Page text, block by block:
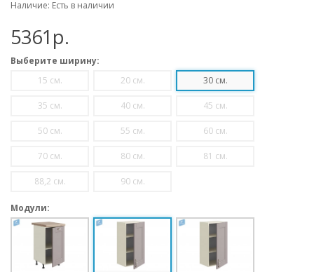
Наличие: Есть в наличии
5361p.
Выберите ширину:
15 см.
20 см. 30 см.
35 см. 40 см. 45 см.
50 см. 55 см. 60 см.
70 см. 80 см. 81 см.
88,2 см. 90 см.
Модули: